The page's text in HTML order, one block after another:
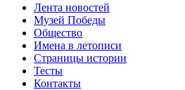
Лента новостей
Музей Победы
Общество
Имена в летописи
Страницы истории
Тесты
Контакты